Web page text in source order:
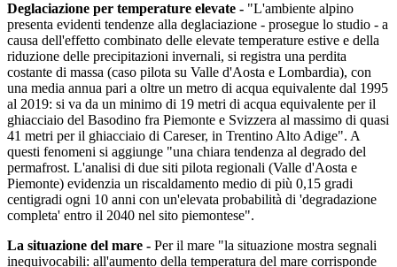
Deglaciazione per temperature elevate - "L'ambiente alpino
presenta evidenti tendenze alla deglaciazione - prosegue lo studio - a
causa dell'effetto combinato delle elevate temperature estive e della
riduzione delle precipitazioni invernali, si registra una perdita
costante di massa (caso pilota su Valle d'Aosta e Lombardia), con
una media annua pari a oltre un metro di acqua equivalente dal 1995
al 2019: si va da un minimo di 19 metri di acqua equivalente per il
ghiacciaio del Basodino fra Piemonte e Svizzera al massimo di quasi
41 metri per il ghiacciaio di Careser, in Trentino Alto Adige". A
questi fenomeni si aggiunge "una chiara tendenza al degrado del
permafrost. L'analisi di due siti pilota regionali (Valle d'Aosta e
Piemonte) evidenzia un riscaldamento medio di più 0,15 gradi
centigradi ogni 10 anni con un'elevata probabilità di 'degradazione
completa' entro il 2040 nel sito piemontese".
La situazione del mare - Per il mare "la situazione mostra segnali
inequivocabili: all'aumento della temperatura del mare corrisponde